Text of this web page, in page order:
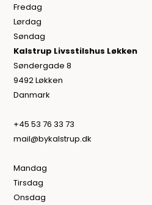
Fredag
Lørdag
Søndag
Kalstrup Livsstilshus Løkken
Søndergade 8
9492 Løkken
Danmark
+45 53 76 33 73
mail@bykalstrup.dk
Mandag
Tirsdag
Onsdag